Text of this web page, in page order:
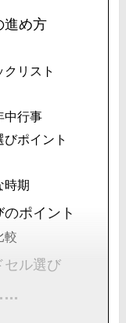
進め方
リスト
中行事
ポイント
時期
ポイント
較
セル選び